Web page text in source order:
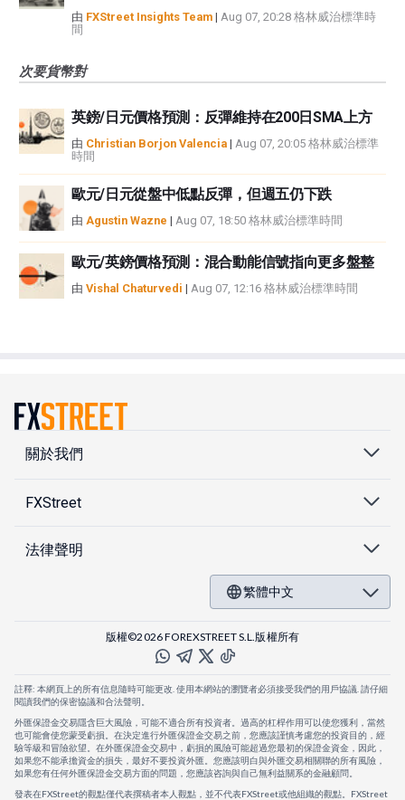
由 FXStreet Insights Team | Aug 07, 20:28 格林威治標準時
間
次要貨幣對
英鎊/日元價格預測：反彈維持在200日SMA上方
由 Christian Borjon Valencia | Aug 07, 20:05 格林威治標準
時間
歐元/日元從盤中低點反彈，但週五仍下跌
由 Agustin Wazne | Aug 07, 18:50 格林威治標準時間
歐元/英鎊價格預測：混合動能信號指向更多盤整
由 Vishal Chaturvedi | Aug 07, 12:16 格林威治標準時間
關於我們
FXStreet
法律聲明
繁體中文
版權©2026 FOREXSTREET S.L.版權所有
註釋: 本網頁上的所有信息隨時可能更改. 使用本網站的瀏覽者必須接受我們的用戶協議. 請仔細
閱讀我們的保密協議和合法聲明。
外匯保證金交易隱含巨大風險，可能不適合所有投資者。過高的杠桿作用可以使您獲利，當然
也可能會使您蒙受虧損。在決定進行外匯保證金交易之前，您應該謹慎考慮您的投資目的，經
驗等級和冒險欲望。在外匯保證金交易中，虧損的風險可能超過您最初的保證金資金，因此，
如果您不能承擔資金的損失，最好不要投資外匯。您應該明白與外匯交易相關聯的所有風險，
如果您有任何外匯保證金交易方面的問題，您應該咨詢與自己無利益關系的金融顧問。
發表在FXStreet的觀點僅代表撰稿者本人觀點，並不代表FXStreet或他組織的觀點。FXStreet